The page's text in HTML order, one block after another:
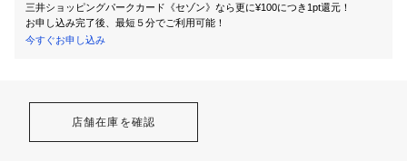
三井ショッピングパークカード《セゾン》なら更に¥100につき1pt還元！
お申し込み完了後、最短５分でご利用可能！
今すぐお申し込み
店舗在庫を確認